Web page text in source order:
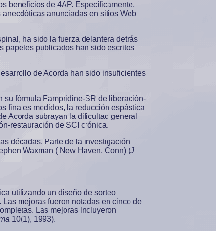
beneficios de 4AP. Específicamente,
anunciadas en sitios Web
ha sido la fuerza delantera detrás
papeles publicados han sido escritos
de Acorda han sido insuficientes
su fórmula Fampridine-SR de liberación-
finales medidos, la reducción espástica
Acorda subrayan la dificultad general
restauración de SCI crónica.
décadas. Parte de la investigación
Waxman ( New Haven, Conn) (J
utilizando un diseño de sorteo
mejoras fueron notadas en cinco de
Las mejoras incluyeron
10(1), 1993).